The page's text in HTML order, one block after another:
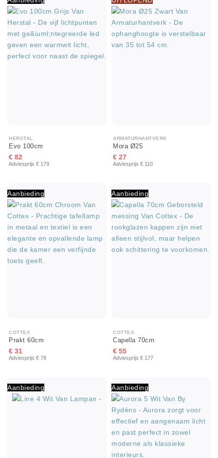
HERSTAL
Evo 100cm
€ 82
Adviesprijs € 179
ARMATURHANTVERK
Mora Ø25
€ 27
Adviesprijs € 110
Aanbieding
COTTEX
Prakt 60cm
€ 31
Adviesprijs € 78
Aanbieding
COTTEX
Capella 70cm
€ 55
Adviesprijs € 177
Aanbieding Aanbieding